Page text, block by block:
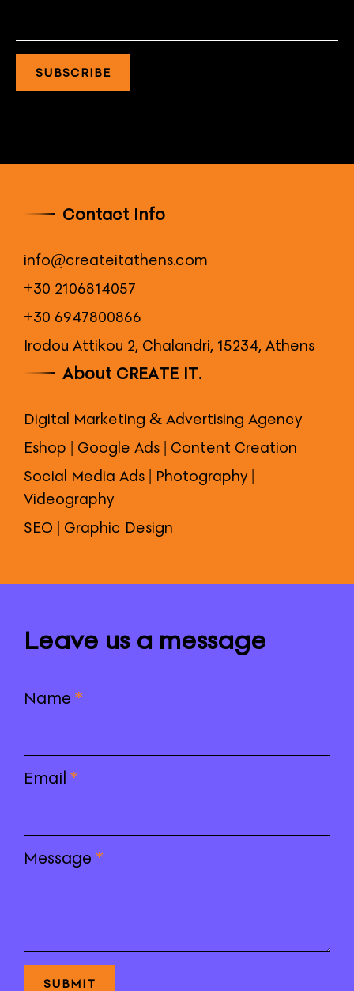
SUBSCRIBE
Leave us a message
Name *
Email *
Message *
SUBMIT
Contact Info
info@createitathens.com
+30 2106814057
+30 6947800866
Irodou Attikou 2, Chalandri, 15234, Athens
About CREATE IT.
Digital Marketing & Advertising Agency
Eshop | Google Ads | Content Creation
Social Media Ads | Photography |
Videography
SEO | Graphic Design